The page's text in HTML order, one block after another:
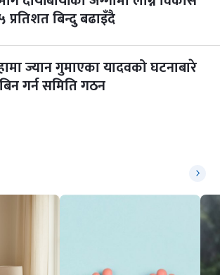
बिन्दु बढाइँदै
ज्यान गुमाएका यादवको घटनाबारे
गर्न समिति गठन